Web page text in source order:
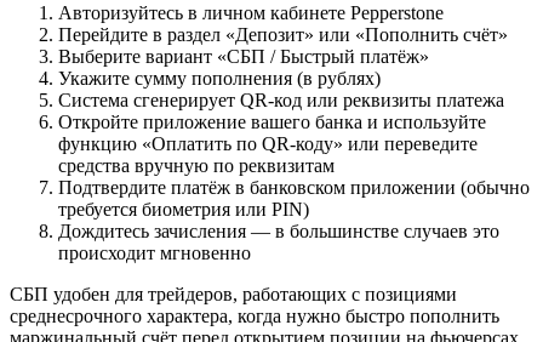
Авторизуйтесь в личном кабинете Pepperstone
Перейдите в раздел «Депозит» или «Пополнить счёт»
Выберите вариант «СБП / Быстрый платёж»
Укажите сумму пополнения (в рублях)
Система сгенерирует QR-код или реквизиты платежа
Откройте приложение вашего банка и используйте
функцию «Оплатить по QR-коду» или переведите
средства вручную по реквизитам
Подтвердите платёж в банковском приложении (обычно
требуется биометрия или PIN)
Дождитесь зачисления — в большинстве случаев это
происходит мгновенно
СБП удобен для трейдеров, работающих с позициями
среднесрочного характера, когда нужно быстро пополнить
маржинальный счёт перед открытием позиции на фьючерсах